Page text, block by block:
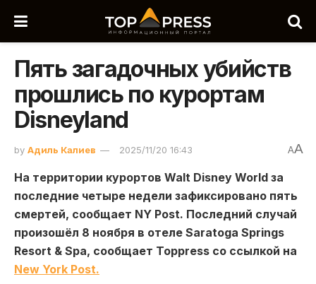
Пять загадочных убийств
прошлись по курортам
Disneyland
by Адиль Калиев 2025/11/20 16:43 AA
На территории курортов Walt Disney World за
последние четыре недели зафиксировано пять
смертей, сообщает NY Post. Последний случай
произошёл 8 ноября в отеле Saratoga Springs
Resort & Spa, сообщает Toppress со ссылкой на
New York Post.